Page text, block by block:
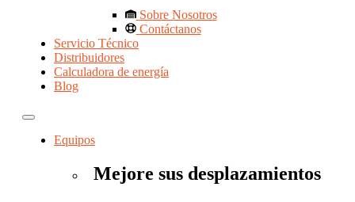
Sobre Nosotros
Contáctanos
Servicio Técnico
Distribuidores
Calculadora de energía
Blog
Equipos
Mejore sus desplazamientos